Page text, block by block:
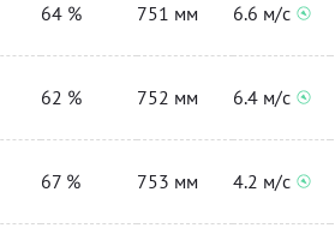
64 % 751 мм 6.6 м/с
62 % 752 мм 6.4 м/с
67 % 753 мм 4.2 м/с